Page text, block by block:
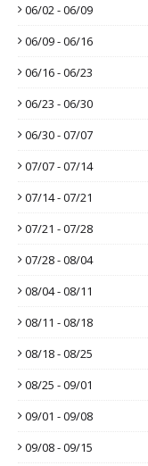
06/02 - 06/09
06/09 - 06/16
06/16 - 06/23
06/23 - 06/30
06/30 - 07/07
07/07 - 07/14
07/14 - 07/21
07/21 - 07/28
07/28 - 08/04
08/04 - 08/11
08/11 - 08/18
08/18 - 08/25
08/25 - 09/01
09/01 - 09/08
09/08 - 09/15